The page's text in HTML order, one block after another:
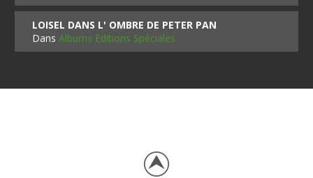
LOISEL DANS L' OMBRE DE PETER PAN
DansAlbums Editions Spéciales